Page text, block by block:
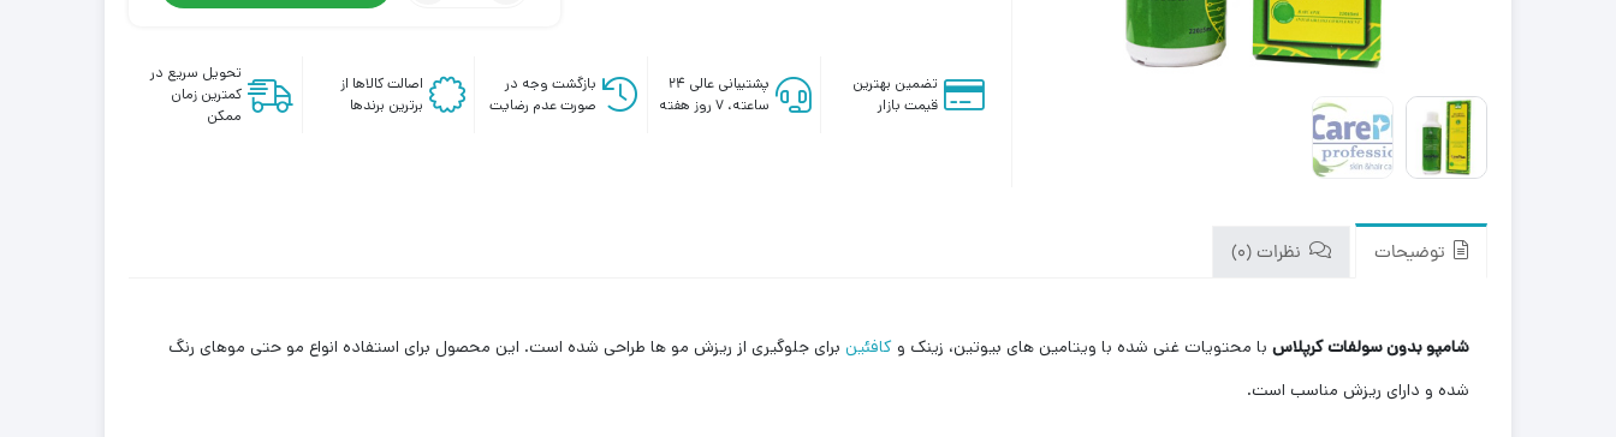
کرپلاس
تضمین بهترین
قیمت بازار
پشتیبانی عالی ۲۴
ساعته، ۷ روز هفته
بازگشت وجه در
صورت عدم رضایت
اصالت کالاها از
برترین برندها
تحویل سریع در
کمترین زمان
ممکن
توضیحات نظرات (0)
شامپو بدون سولفات کرپلاس با محتویات غنی شده با ویتامین های بیوتین، زینک و کافئین برای جلوگیری از ریزش مو ها طراحی شده است. این محصول برای استفاده انواع مو حتی موهای رنگ
شده و دارای ریزش مناسب است.